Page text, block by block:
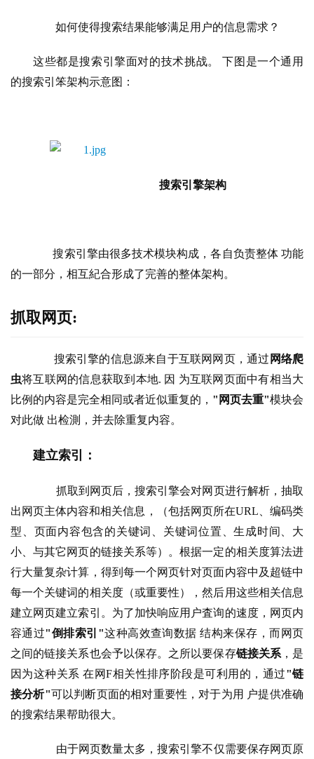
如何使得搜索结果能够满足用户的信息需求？
这些都是搜索引擎面对的技术挑战。 下图是一个通用
的搜索引笨架构示意图：
搜索引擎架构
搜索引擎由很多技术模块构成，各自负责整体 功能
的一部分，相互紀合形成了完善的整体架构。
抓取网页:
搜索引擎的信息源来自于互联网网页，通过 网络爬
虫将互联网的信息获取到本地. 因 为互联网页面中有相当大
比例的内容是完全相同或者近似重复的， "网页去重"模块会
对此做 出检測，并去除重复内容。
建立索引：
抓取到网页后，搜索引擎会对网页进行解析，抽取
出网页主体内容和相关信息，（包括网页所在URL、编码类
型、页面内容包含的关键词、关键词位置、生成时间、大
小、与其它网页的链接关系等）。根据一定的相关度算法进
行大量复杂计算，得到每一个网页针对页面内容中及超链中
每一个关键词的相关度（或重要性），然后用这些相关信息
建立网页建立索引。为了加快响应用户査询的速度，网页内
容通过"倒排索引"这种高效查询数据 结构来保存，而网页
之间的链接关系也会予以保存。之所以要保存链接关系，是
因为这种关系 在网F相关性排序阶段是可利用的，通过"链
接分析"可以判断页面的相对重要性，对于为用 户提供准确
的搜索结果帮助很大。
由于网页数量太多，搜索引擎不仅需要保存网页原